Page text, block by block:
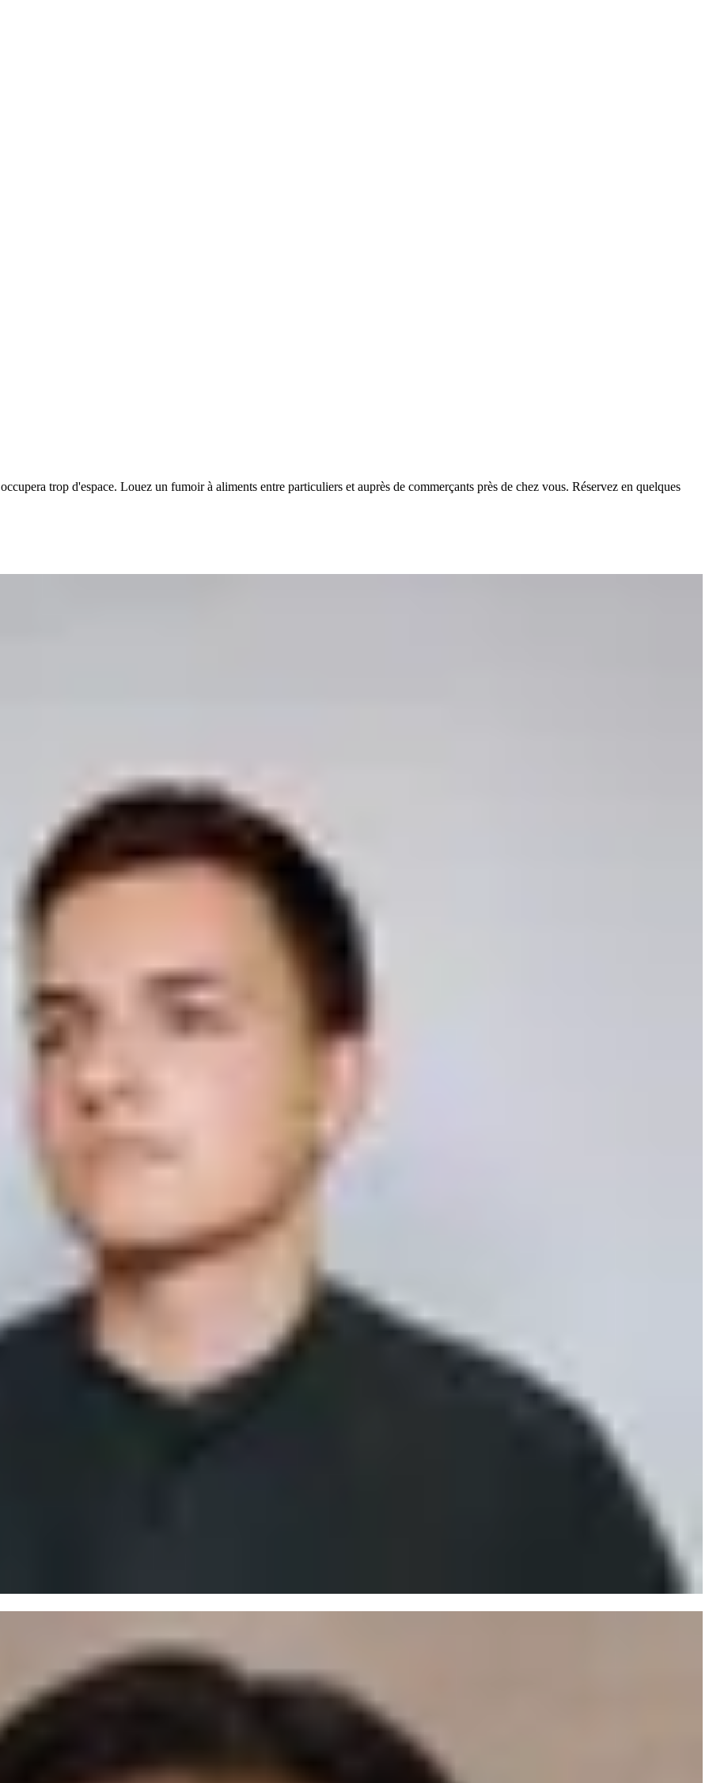
trop d'espace. Louez un fumoir à aliments entre particuliers et auprès de commerçants près de chez vous. Réservez en quelques